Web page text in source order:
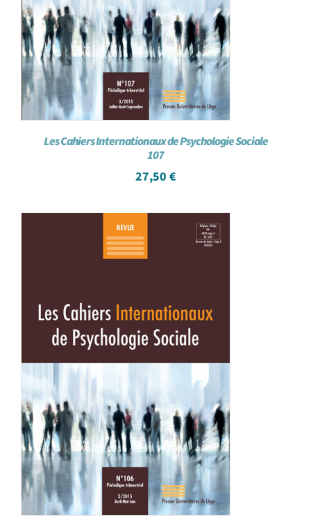
Les Cahiers Internationaux de Psychologie Sociale
107
27,50 €